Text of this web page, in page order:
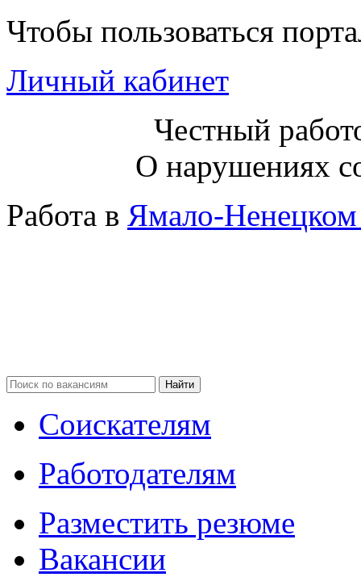
Чтобы пользоваться
Личный кабинет
Честный
О нарушениях
Работа в Ямало-
Соискателям
Работодателям
Разместить резюме
Вакансии